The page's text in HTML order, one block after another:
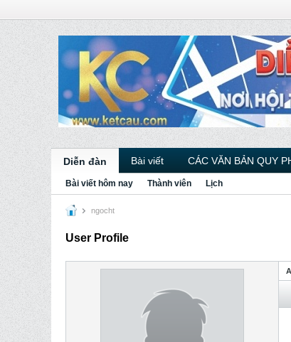
Diễn đàn Bài viết CÁC VĂN BẢN QUY
Bài viết hôm nay Thành viên Lịch
ngocht
User Profile